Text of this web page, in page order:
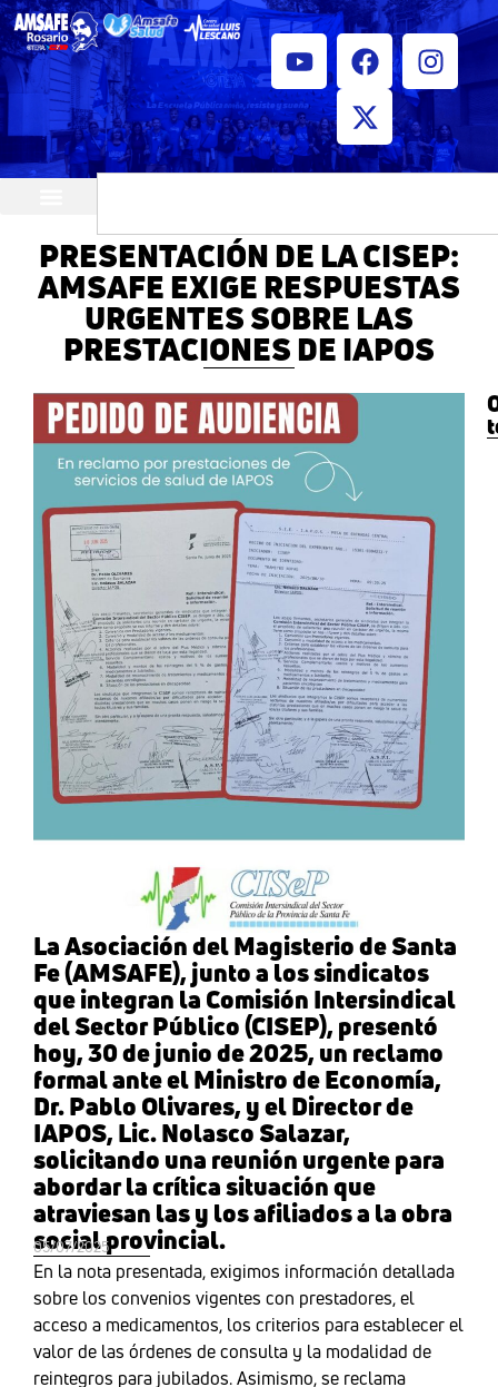
PRESENTACIÓN DE LA CISEP:
AMSAFE EXIGE RESPUESTAS
URGENTES SOBRE LAS
PRESTACIONES DE IAPOS
La Asociación del Magisterio de Santa
Fe (AMSAFE), junto a los sindicatos
que integran la Comisión Intersindical
del Sector Público (CISEP), presentó
hoy, 30 de junio de 2025, un reclamo
formal ante el Ministro de Economía,
Dr. Pablo Olivares, y el Director de
IAPOS, Lic. Nolasco Salazar,
solicitando una reunión urgente para
abordar la crítica situación que
atraviesan las y los afiliados a la obra
social provincial.
05/07/2025
En la nota presentada, exigimos información detallada
sobre los convenios vigentes con prestadores, el
acceso a medicamentos, los criterios para establecer el
valor de las órdenes de consulta y la modalidad de
reintegros para jubilados. Asimismo, se reclama